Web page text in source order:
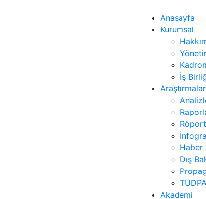
Anasayfa
Kurumsal
İş
Araştırmalar
Haber
Dış
Akademi